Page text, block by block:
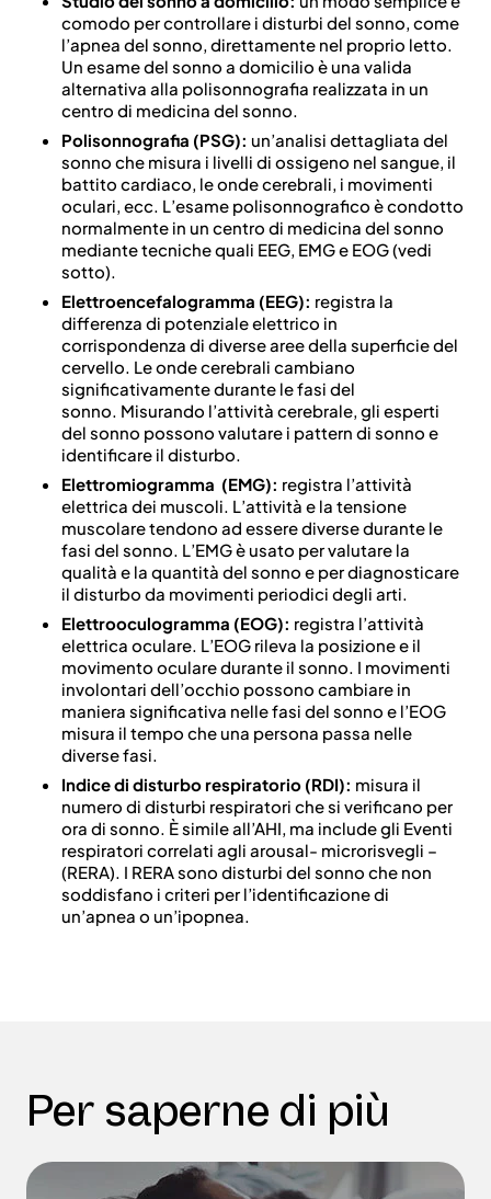
comodo per controllare i disturbi del sonno, come
l’apnea del sonno, direttamente nel proprio letto.
Un esame del sonno a domicilio è una valida
alternativa alla polisonnografia realizzata in un
centro di medicina del sonno.
Polisonnografia (PSG): un’analisi dettagliata del
sonno che misura i livelli di ossigeno nel sangue, il
battito cardiaco, le onde cerebrali, i movimenti
oculari, ecc. L’esame polisonnografico è condotto
normalmente in un centro di medicina del sonno
mediante tecniche quali EEG, EMG e EOG (vedi
sotto).
Elettroencefalogramma (EEG): registra la
differenza di potenziale elettrico in
corrispondenza di diverse aree della superficie del
cervello. Le onde cerebrali cambiano
significativamente durante le fasi del
sonno. Misurando l’attività cerebrale, gli esperti
del sonno possono valutare i pattern di sonno e
identificare il disturbo.
Elettromiogramma (EMG): registra l’attività
elettrica dei muscoli. L’attività e la tensione
muscolare tendono ad essere diverse durante le
fasi del sonno. L’EMG è usato per valutare la
qualità e la quantità del sonno e per diagnosticare
il disturbo da movimenti periodici degli arti.
Elettrooculogramma (EOG): registra l’attività
elettrica oculare. L’EOG rileva la posizione e il
movimento oculare durante il sonno. I movimenti
involontari dell’occhio possono cambiare in
maniera significativa nelle fasi del sonno e l’EOG
misura il tempo che una persona passa nelle
diverse fasi.
Indice di disturbo respiratorio (RDI): misura il
numero di disturbi respiratori che si verificano per
ora di sonno. È simile all’AHI, ma include gli Eventi
respiratori correlati agli arousal- microrisvegli –
(RERA). I RERA sono disturbi del sonno che non
soddisfano i criteri per l’identificazione di
un’apnea o un’ipopnea.
Per saperne di più